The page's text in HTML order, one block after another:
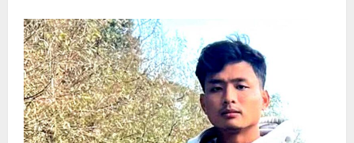
चुनाव
2027:
बिहार
से
पहुंचीं
ईवीएम,
विधानसभा
चुनाव
की
तैयारियां
तेज